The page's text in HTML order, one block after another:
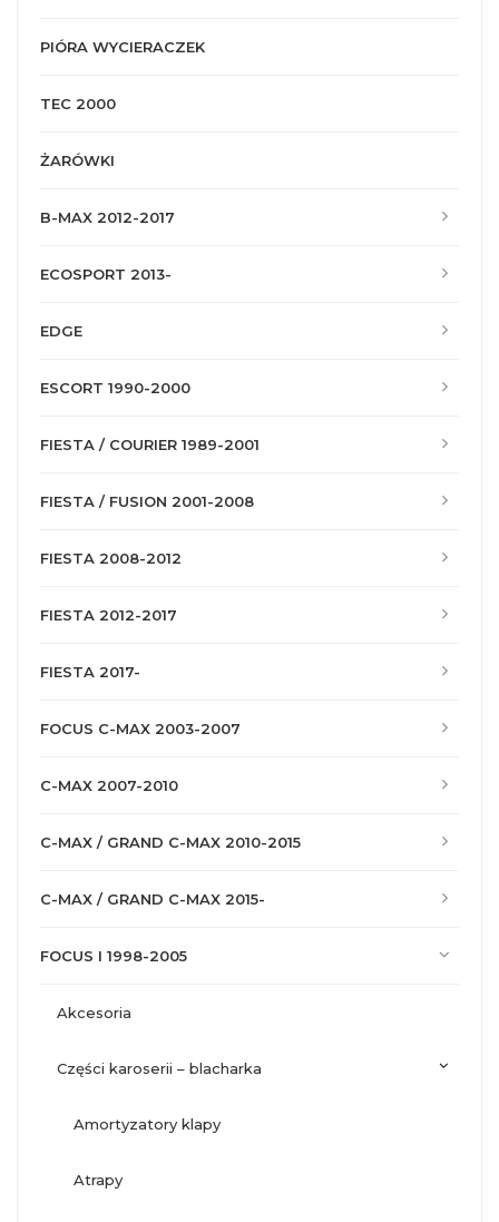
PIÓRA WYCIERACZEK
TEC 2000
ŻARÓWKI
B-MAX 2012-2017
ECOSPORT 2013-
EDGE
ESCORT 1990-2000
FIESTA / COURIER 1989-2001
FIESTA / FUSION 2001-2008
FIESTA 2008-2012
FIESTA 2012-2017
FIESTA 2017-
FOCUS C-MAX 2003-2007
C-MAX 2007-2010
C-MAX / GRAND C-MAX 2010-2015
C-MAX / GRAND C-MAX 2015-
FOCUS I 1998-2005
akcesoria
części karoserii – blacharka
amortyzatory klapy
atrapy